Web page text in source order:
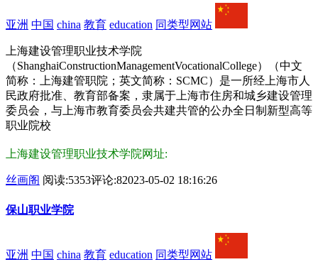
亚洲 中国 china 教育 education 同类型网站
上海建设管理职业技术学院
（ShanghaiConstructionManagementVocationalCollege）（中文
简称：上海建管职院；英文简称：SCMC）是一所经上海市人
民政府批准、教育部备案，隶属于上海市住房和城乡建设管理
委员会，与上海市教育委员会共建共管的公办全日制新型高等
职业院校
上海建设管理职业技术学院网址:
丝画阁 阅读:5353评论:82023-05-02 18:16:26
保山职业学院
亚洲 中国 china 教育 education 同类型网站